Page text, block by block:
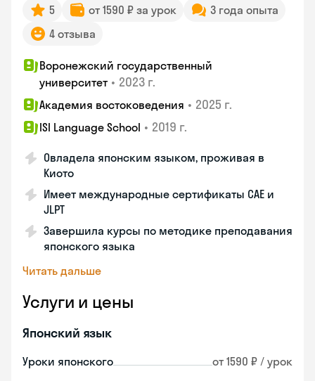
5 от 1590 ₽ за урок
3 года опыта
4 отзыва
Воронежский государственный
университет • 2023 г.
Академия востоковедения • 2025 г.
ISI Language School • 2019 г.
Овладела японским языком, проживая в
Киото
Имеет международные сертификаты CAE и
JLPT
Завершила курсы по методике преподавания
японского языка
Читать дальше
Услуги и цены
Японский язык
Уроки японского от 1590 ₽ / урок